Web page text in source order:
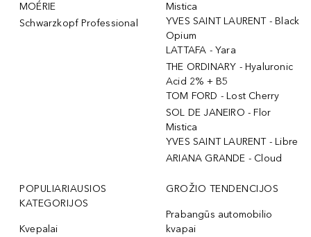
MOÉRIE
Schwarzkopf Professional
Mistica
YVES SAINT LAURENT - Black
Opium
LATTAFA - Yara
THE ORDINARY - Hyaluronic
Acid 2% + B5
TOM FORD - Lost Cherry
SOL DE JANEIRO - Flor
Mistica
YVES SAINT LAURENT - Libre
ARIANA GRANDE - Cloud
POPULIARIAUSIOS
KATEGORIJOS
Kvepalai
GROŽIO TENDENCIJOS
Prabangūs automobilio
kvapai